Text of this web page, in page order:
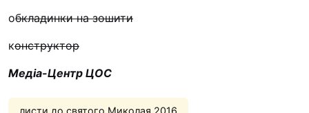
обкладинки на зошити
конструктор
Медіа-Центр ЦОС
листи до святого Миколая 2016